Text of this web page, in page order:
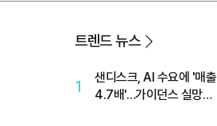
트렌드 뉴스
1
샌디스크, AI 수요에 '매출
4.7배'…가이던스 실망에